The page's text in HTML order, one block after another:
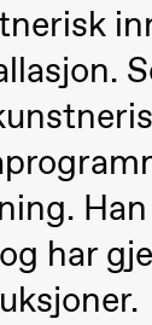
Box
og har